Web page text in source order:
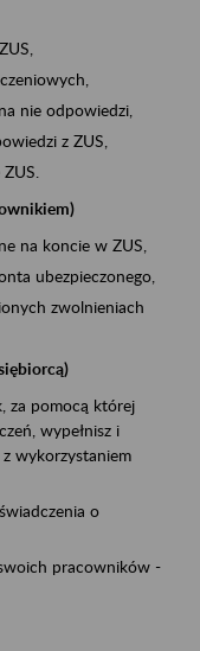
nie odpowiedzi,
z ZUS,
na koncie w ZUS,
ubezpieczonego,
zwolnieniach
za pomocą której
wypełnisz i
wykorzystaniem
o
pracowników -